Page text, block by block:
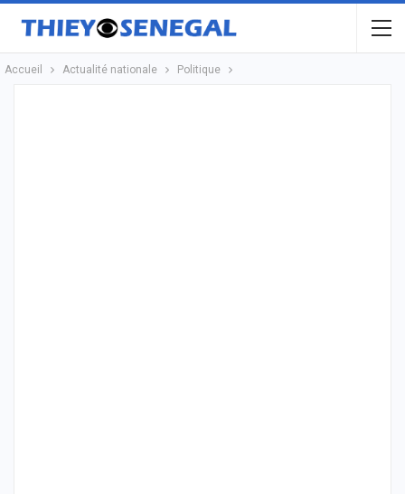
Accueil Actualité nationale Politique